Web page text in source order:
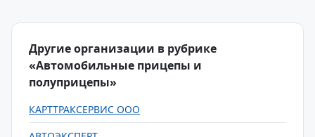
Другие организации в рубрике
«Автомобильные прицепы и
полуприцепы»
КАРТТРАКСЕРВИС ООО